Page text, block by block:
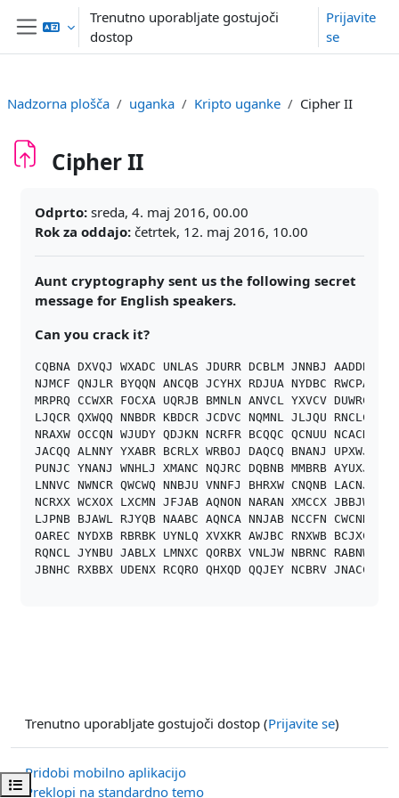
Preskoči na glavno vsebino
Stransko polje
Trenutno uporabljate gostujoči
dostop
Prijavite
se
Odpri kazalo predmeta
Nadzorna plošča uganka Kripto uganke Cipher II
Cipher II
Odprto: sreda, 4. maj 2016, 00.00
Rok za oddajo: četrtek, 12. maj 2016, 10.00
Aunt cryptography sent us the following secret
message for English speakers.
Can you crack it?
CQBNA DXVQJ WXADC UNLAS JDURR DCBLM JNNBJ AADDB
NJMCF QNJLR BYQQN ANCQB JCYHX RDJUA NYDBC RWCPA
MRPRQ CCWXR FOCXA UQRJB BMNLN ANVCL YXVCV DUWRC
LJQCR QXWQQ NNBDR KBDCR JCDVC NQMNL JLJQU RNCLC
NRAXW OCCQN WJUDY QDJKN NCRFR BCQQC QCNUU NCACN
JACQQ ALNNY YXABR BCRLX WRBOJ DAQCQ BNANJ UPXWJ
PUNJC YNANJ WNHLJ XMANC NQJRC DQBNB MMBRB AYUXJ
LNNVC NWNCR QWCWQ NNBJU VNNFJ BHRXW CNQNB LACNJ
NCRXX WCXOX LXCMN JFJAB AQNON NARAN XMCCX JBBJW
LJPNB BJAWL RJYQB NAABC AQNCA NNJAB NCCFN CWCNH
OAREC NYDXB RBRBK UYNLQ XVXKR AWJBC RNXWB BCJXC
RQNCL JYNBU JABLX LMNXC QORBX VNLJW NBRNC RABNW
Trenutno uporabljate gostujoči dostop (Prijavite se)
Pridobi mobilno aplikacijo
Preklopi na standardno temo